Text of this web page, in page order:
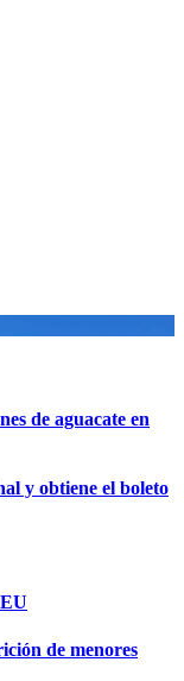
de aguacate en
y obtiene el boleto
de menores